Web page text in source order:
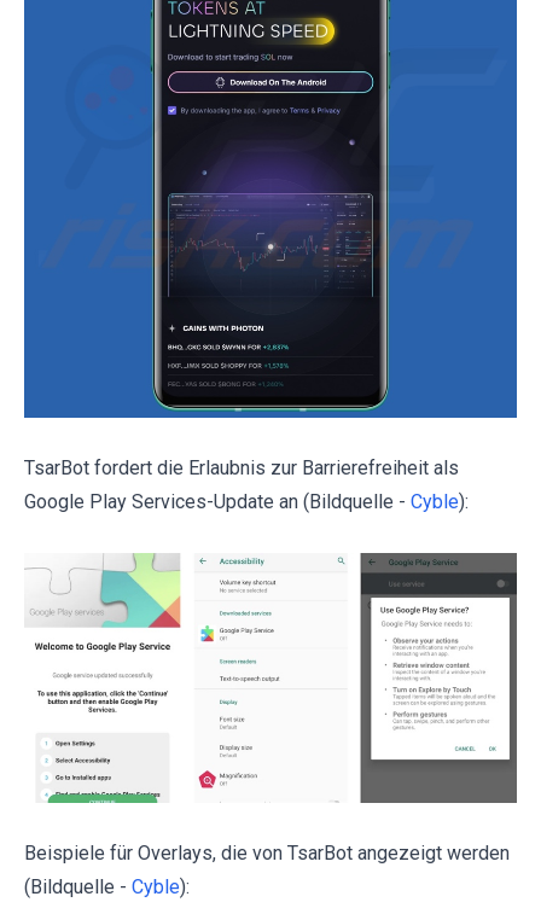
TsarBot fordert die Erlaubnis zur Barrierefreiheit als
Google Play Services-Update an (Bildquelle - Cyble):
Beispiele für Overlays, die von TsarBot angezeigt werden
(Bildquelle - Cyble):